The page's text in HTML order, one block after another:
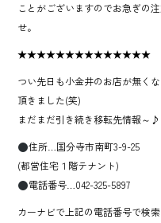
ことがございますのでお急ぎの
せ。
★★★★★★★★★★★★★★
つい先日も小金井のお店が無く
頂きました(笑)
まだまだ引き続き移転先情報～♪
住所…国分寺市南町3-9-25
(都営住宅１階テナント)
電話番号…042-325-5897
カーナビで上記の電話番号で検